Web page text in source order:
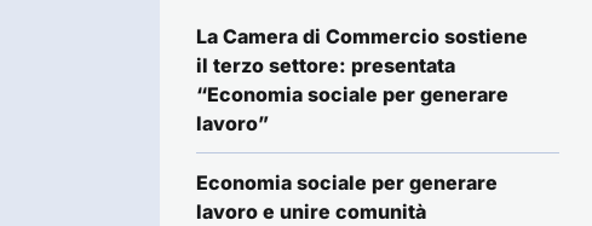
La Camera di Commercio sostiene
il terzo settore: presentata
“Economia sociale per generare
lavoro”
Economia sociale per generare
lavoro e unire comunità